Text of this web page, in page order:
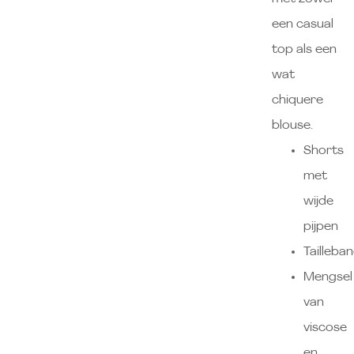
een casual
top als een
wat
chiquere
blouse.
Shorts
met
wijde
pijpen
Mengsel
van
viscose